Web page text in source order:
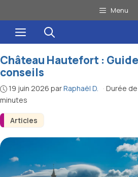
au
contenu
Menu
Menu
Articles
Château Hautefort :
conseils
19 juin 2026 parRaphaël D. · Durée
minutes